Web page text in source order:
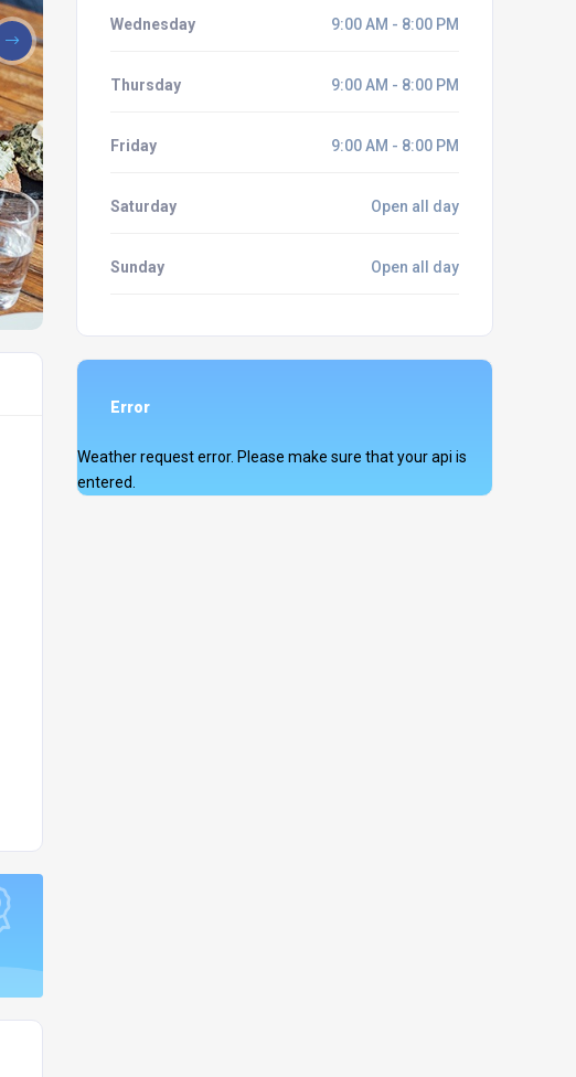
Wednesday 9:00 AM - 8:00 PM
Thursday 9:00 AM - 8:00 PM
Friday 9:00 AM - 8:00 PM
Saturday Open all day
Sunday Open all day
Error
Weather request error. Please make sure that your api is
entered.